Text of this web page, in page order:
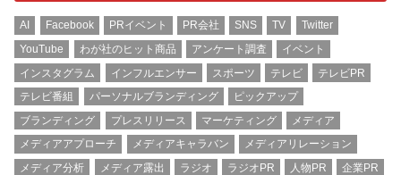
AI Facebook PRイベント PR会社 SNS TV
Twitter
YouTube
わが社のヒット商品 アンケート調査
イベント
インスタグラム
インフルエンサー スポーツ テレビ
テレビPR
テレビ番組
パーソナルブランディング
ピックアップ
ブランディング
プレスリリース マーケティング
メディア
メディアアプローチ
メディアキャラバン
メディアリレーション
メディア分析
メディア露出 ラジオ ラジオPR 人物PR
企業PR